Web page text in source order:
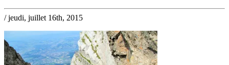
/ jeudi, juillet 16th, 2015